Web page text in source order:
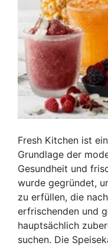
Fresh Kitchen ist
Grundlage der
Gesundheit und
wurde gegründet,
zu erfüllen, die
erfrischenden und
hauptsächlich
suchen. Die